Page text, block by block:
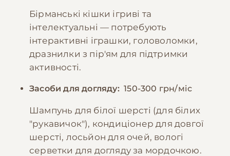
Бірманські кішки ігриві та
інтелектуальні — потребують
інтерактивні іграшки, головоломки,
дразнилки з пір'ям для підтримки
активності.
Засоби для догляду: 150-300 грн/міс
Шампунь для білої шерсті (для білих
"рукавичок"), кондиціонер для довгої
шерсті, лосьйон для очей, вологі
серветки для догляду за мордочкою.